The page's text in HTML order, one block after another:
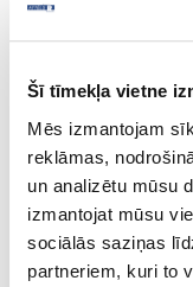
Šī tīmekļa vietne
Mēs izmantojam
reklāmas,
un analizētu mūsu
izmantojat mūsu
sociālās saziņas
partneriem, kuri to
Slēptais
100/150mm